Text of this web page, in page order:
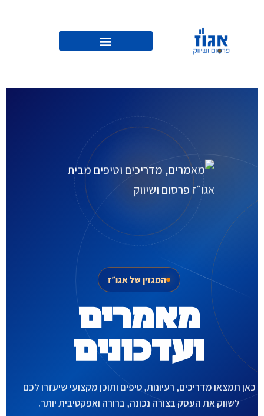
המגזין של אגו״ז
מאמרים
ועדכונים
כאן תמצאו מדריכים, רעיונות, טיפים ותוכן מקצועי שיעזרו לכם
לשווק את העסק בצורה נכונה, ברורה ואפקטיבית יותר.